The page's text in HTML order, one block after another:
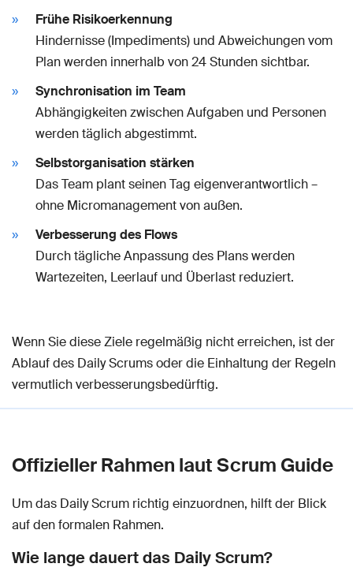
Frühe Risikoerkennung
Hindernisse (Impediments) und Abweichungen vom
Plan werden innerhalb von 24 Stunden sichtbar.
Synchronisation im Team
Abhängigkeiten zwischen Aufgaben und Personen
werden täglich abgestimmt.
Selbstorganisation stärken
Das Team plant seinen Tag eigenverantwortlich –
ohne Micromanagement von außen.
Verbesserung des Flows
Durch tägliche Anpassung des Plans werden
Wartezeiten, Leerlauf und Überlast reduziert.
Wenn Sie diese Ziele regelmäßig nicht erreichen, ist der
Ablauf des Daily Scrums oder die Einhaltung der Regeln
vermutlich verbesserungsbedürftig.
Offizieller Rahmen laut Scrum Guide
Um das Daily Scrum richtig einzuordnen, hilft der Blick
auf den formalen Rahmen.
Wie lange dauert das Daily Scrum?